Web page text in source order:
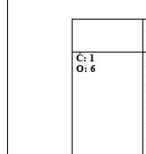
Č: 1
O: 6